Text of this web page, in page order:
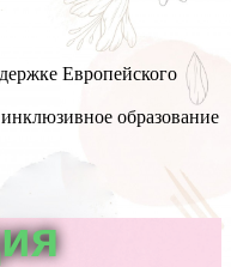
Европейского
образование